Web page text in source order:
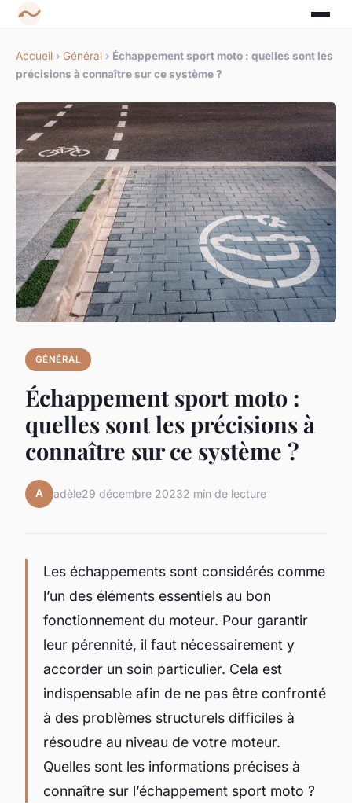
Accueil › Général › Échappement sport moto : quelles sont les
précisions à connaître sur ce système ?
GÉNÉRAL
Échappement sport moto :
quelles sont les précisions à
connaître sur ce système ?
A adèle29 décembre 20232 min de lecture
Les échappements sont considérés comme
l’un des éléments essentiels au bon
fonctionnement du moteur. Pour garantir
leur pérennité, il faut nécessairement y
accorder un soin particulier. Cela est
indispensable afin de ne pas être confronté
à des problèmes structurels difficiles à
résoudre au niveau de votre moteur.
Quelles sont les informations précises à
connaître sur l’échappement sport moto ?